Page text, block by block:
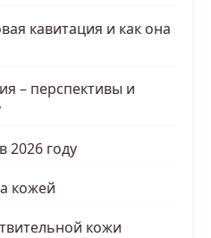
кавитация и как она
– перспективы и
2026 году
кожей
кожи